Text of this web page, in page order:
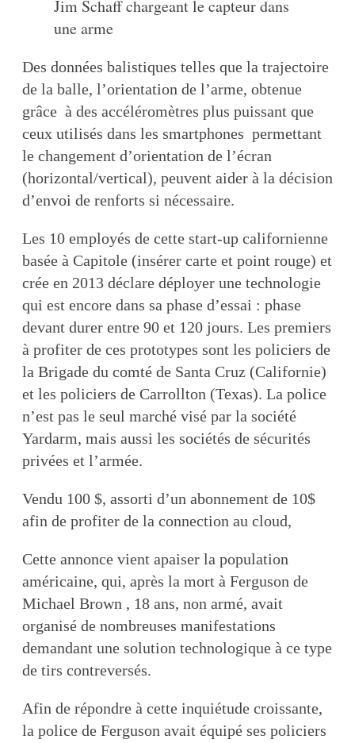
Jim Schaff chargeant le capteur dans
une arme
Des données balistiques telles que la trajectoire
de la balle, l’orientation de l’arme, obtenue
grâce à des accéléromètres plus puissant que
ceux utilisés dans les smartphones permettant
le changement d’orientation de l’écran
(horizontal/vertical), peuvent aider à la décision
d’envoi de renforts si nécessaire.
Les 10 employés de cette start-up californienne
basée à Capitole (insérer carte et point rouge) et
crée en 2013 déclare déployer une technologie
qui est encore dans sa phase d’essai : phase
devant durer entre 90 et 120 jours. Les premiers
à profiter de ces prototypes sont les policiers de
la Brigade du comté de Santa Cruz (Californie)
et les policiers de Carrollton (Texas). La police
n’est pas le seul marché visé par la société
Yardarm, mais aussi les sociétés de sécurités
privées et l’armée.
Vendu 100 $, assorti d’un abonnement de 10$
afin de profiter de la connection au cloud,
Cette annonce vient apaiser la population
américaine, qui, après la mort à Ferguson de
Michael Brown , 18 ans, non armé, avait
organisé de nombreuses manifestations
demandant une solution technologique à ce type
de tirs contreversés.
Afin de répondre à cette inquiétude croissante,
la police de Ferguson avait équipé ses policiers